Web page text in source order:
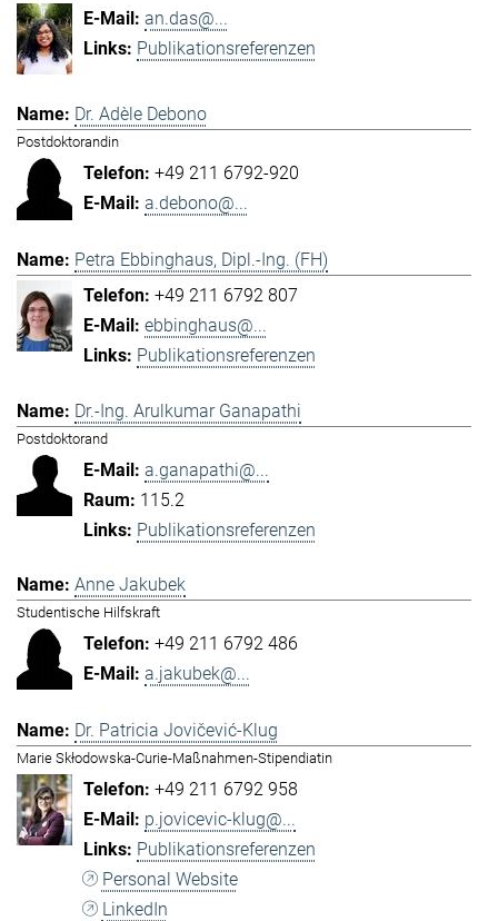
an.das@...
Publikationsreferenzen
Dr. Adèle Debono
Postdoktorandin
+49 211 6792-920
a.debono@...
Petra Ebbinghaus, Dipl.-Ing. (FH)
+49 211 6792 807
ebbinghaus@...
Publikationsreferenzen
Dr.-Ing. Arulkumar Ganapathi
Postdoktorand
a.ganapathi@...
115.2
Publikationsreferenzen
Anne Jakubek
Studentische Hilfskraft
+49 211 6792 486
a.jakubek@...
Dr. Patricia Jovičević-Klug
Marie Skłodowska-Curie-Maßnahmen-Stipendiatin
+49 211 6792 958
p.jovicevic-klug@...
Publikationsreferenzen
Personal Website
LinkedIn